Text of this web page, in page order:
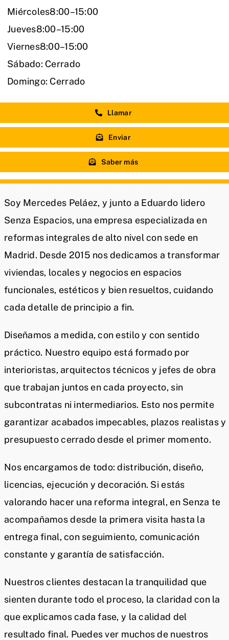
Soy Mercedes Peláez, y junto a Eduardo lidero
Senza Espacios, una empresa especializada en
reformas integrales de alto nivel con sede en
Madrid. Desde 2015 nos dedicamos a transformar
viviendas, locales y negocios en espacios
funcionales, estéticos y bien resueltos, cuidando
cada detalle de principio a fin.
Diseñamos a medida, con estilo y con sentido
práctico. Nuestro equipo está formado por
interioristas, arquitectos técnicos y jefes de obra
que trabajan juntos en cada proyecto, sin
subcontratas ni intermediarios. Esto nos permite
garantizar acabados impecables, plazos realistas y
presupuesto cerrado desde el primer momento.
Nos encargamos de todo: distribución, diseño,
licencias, ejecución y decoración. Si estás
valorando hacer una reforma integral, en Senza te
acompañamos desde la primera visita hasta la
entrega final, con seguimiento, comunicación
constante y garantía de satisfacción.
Nuestros clientes destacan la tranquilidad que
sienten durante todo el proceso, la claridad con la
que explicamos cada fase, y la calidad del
resultado final. Puedes ver muchos de nuestros
Miércoles8:00–15:00
Jueves8:00–15:00
Viernes8:00–15:00
Sábado: Cerrado
Domingo: Cerrado
Llamar
Enviar
Saber más